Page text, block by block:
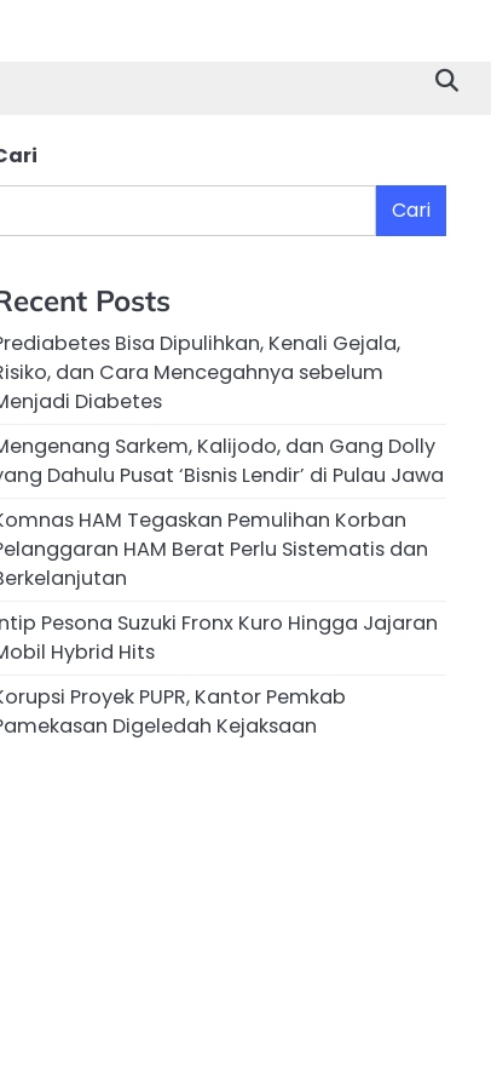
Cari
Posts
Bisa Dipulihkan, Kenali Gejala,
dan Cara Mencegahnya sebelum
Diabetes
Sarkem, Kalijodo, dan Gang Dolly
Dahulu Pusat ‘Bisnis Lendir’ di Pulau Jawa
HAM Tegaskan Pemulihan Korban
HAM Berat Perlu Sistematis dan
Pesona Suzuki Fronx Kuro Hingga Jajaran
Hybrid Hits
Proyek PUPR, Kantor Pemkab
Digeledah Kejaksaan